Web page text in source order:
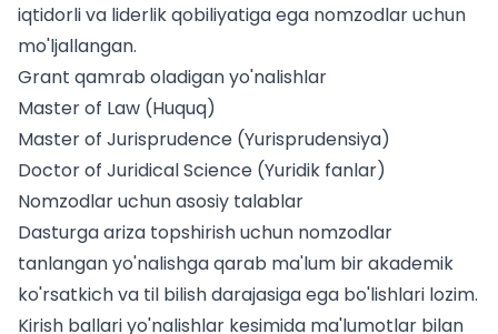
iqtidorli va liderlik qobiliyatiga ega nomzodlar uchun
mo'ljallangan.
Grant qamrab oladigan yo'nalishlar
Master of Law (Huquq)
Master of Jurisprudence (Yurisprudensiya)
Doctor of Juridical Science (Yuridik fanlar)
Nomzodlar uchun asosiy talablar
Dasturga ariza topshirish uchun nomzodlar
tanlangan yo'nalishga qarab ma'lum bir akademik
ko'rsatkich va til bilish darajasiga ega bo'lishlari lozim.
Kirish ballari yo'nalishlar kesimida ma'lumotlar bilan